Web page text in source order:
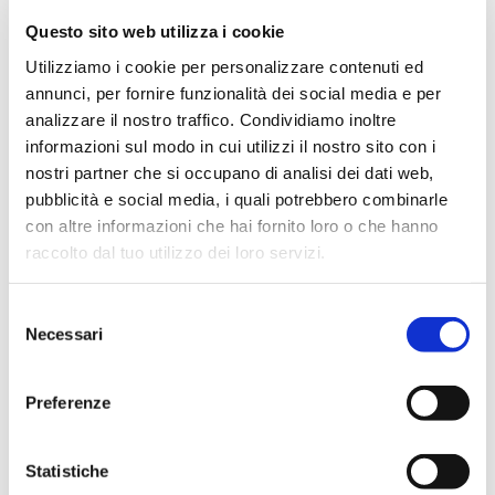
Questo sito web utilizza i cookie
Utilizziamo i cookie per personalizzare contenuti ed
annunci, per fornire funzionalità dei social media e per
analizzare il nostro traffico. Condividiamo inoltre
informazioni sul modo in cui utilizzi il nostro sito con i
nostri partner che si occupano di analisi dei dati web,
pubblicità e social media, i quali potrebbero combinarle
con altre informazioni che hai fornito loro o che hanno
raccolto dal tuo utilizzo dei loro servizi.
delNecessari
Preferenze
Statistiche
STEP FuturAbility District èvisitabile dal martedì alla
domenica,dalle 9:30 alle 19:00. Per informazioni e
prenotazione visite, workshop e laboratori
https://www.steptothefuture.it
Danilo Bruschiè Professore ordinario di Informatica presso
l’Università degli Studi di Milano dove dirige anche il
Laboratorio di Sicurezza e Reti (LASER), è direttore del
Laurea in Sicurezza dei Sistemi e delle Reti. È presidente
onorario dell’Associazione Italiana per la Sicurezza
2007 è stato presidente del Comitato di Garanzia Internet e
2002 al 2006 è stato componente del Comitato Tecnico